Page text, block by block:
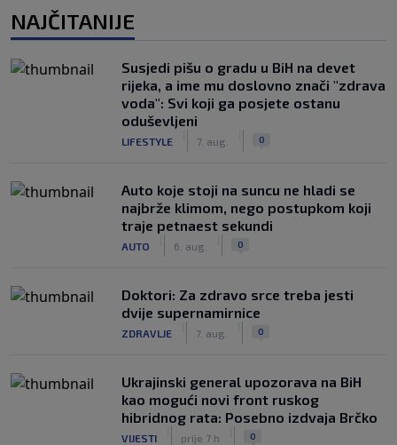
NAJČITANIJE
Susjedi pišu o gradu u BiH na devet
rijeka, a ime mu doslovno znači "zdrava
voda": Svi koji ga posjete ostanu
oduševljeni
LIFESTYLE 7. aug. 0
Auto koje stoji na suncu ne hladi se
najbrže klimom, nego postupkom koji
traje petnaest sekundi
AUTO 6. aug. 0
Doktori: Za zdravo srce treba jesti
dvije supernamirnice
ZDRAVLJE 7. aug. 0
Ukrajinski general upozorava na BiH
kao mogući novi front ruskog
hibridnog rata: Posebno izdvaja Brčko
VIJESTI prije 7 h 0